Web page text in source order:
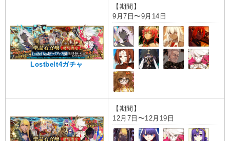
Lostbelt4ガチャ
【期間】
9月7日〜9月14日
【期間】
12月7日〜12月19日